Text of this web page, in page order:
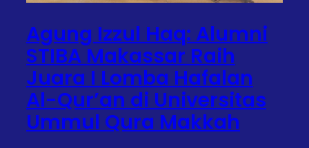
Agung Izzul Haq: Alumni
STIBA Makassar Raih
Juara I Lomba Hafalan
Al-Qur’an di Universitas
Ummul Qura Makkah